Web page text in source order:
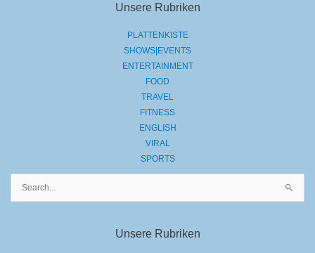
Unsere Rubriken
PLATTENKISTE
SHOWS|EVENTS
ENTERTAINMENT
FOOD
TRAVEL
FITNESS
ENGLISH
VIRAL
SPORTS
Unsere Rubriken